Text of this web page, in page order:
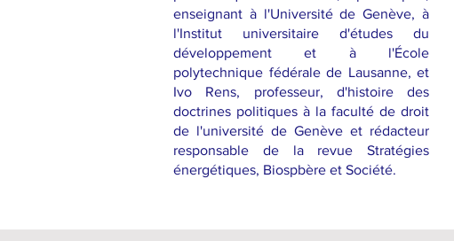
enseignant à l'Université de Genève, à
l'Institut universitaire d'études du
développement et à l'École
polytechnique fédérale de Lausanne, et
Ivo Rens, professeur, d'histoire des
doctrines politiques à la faculté de droit
de l'université de Genève et rédacteur
responsable de la revue Stratégies
énergétiques, Biospbère et Société.